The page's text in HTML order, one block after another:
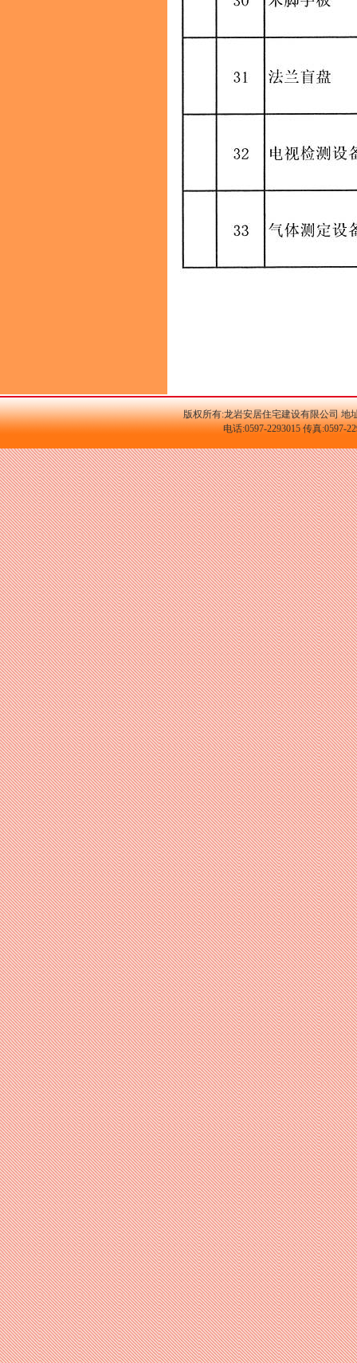
版权所有:龙岩安居住宅建设有限公司 地
电话:0597-2293015 传真:0597-